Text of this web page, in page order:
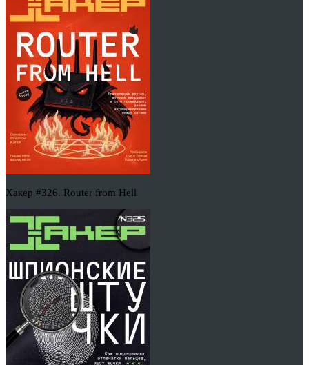
Хакер #326. Router from Hell